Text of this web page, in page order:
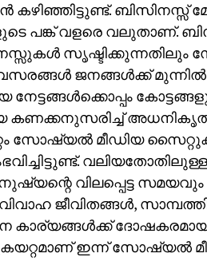
ബിസിനസ്സ്
പങ്ക് വളരെ വലുതാണ്.
ജനങ്ങൾക്ക്
നേട്ടങ്ങൾക്കൊപ്പം
കണക്കനുസരിച്ച്
സോഷ്യൽ മീഡിയ
മുനുഷ്യന്റെ വിലപ്പെട്ട
ജീവിതങ്ങൾ,
കാര്യങ്ങൾക്ക്
ഇന്ന് സോഷ്യൽ